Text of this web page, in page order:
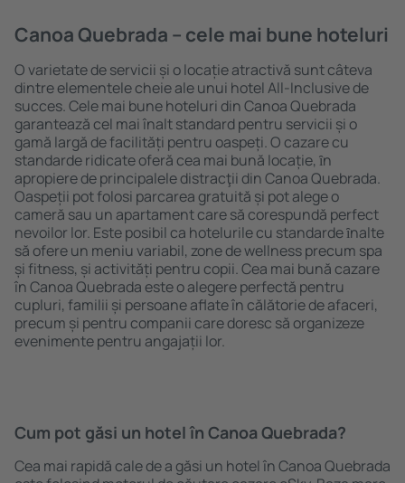
Canoa Quebrada – cele mai bune hoteluri
O varietate de servicii și o locație atractivă sunt câteva
dintre elementele cheie ale unui hotel All-Inclusive de
succes. Cele mai bune hoteluri din Canoa Quebrada
garantează cel mai înalt standard pentru servicii și o
gamă largă de facilități pentru oaspeți. O cazare cu
standarde ridicate oferă cea mai bună locație, ȋn
apropiere de principalele distracţii din Canoa Quebrada.
Oaspeții pot folosi parcarea gratuită și pot alege o
cameră sau un apartament care să corespundă perfect
nevoilor lor. Este posibil ca hotelurile cu standarde ȋnalte
să ofere un meniu variabil, zone de wellness precum spa
și fitness, și activități pentru copii. Cea mai bună cazare
în Canoa Quebrada este o alegere perfectă pentru
cupluri, familii și persoane aflate în călătorie de afaceri,
precum și pentru companii care doresc să organizeze
evenimente pentru angajații lor.
Cum pot găsi un hotel în Canoa Quebrada?
Cea mai rapidă cale de a găsi un hotel în Canoa Quebrada